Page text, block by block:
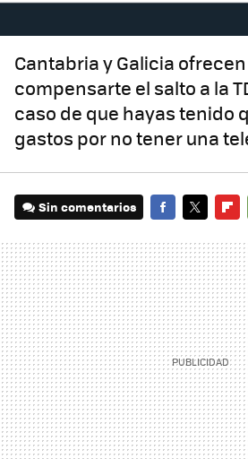
Cantabria y Galicia
compensarte el salto a la
caso de que hayas tenido
gastos por no tener una
Sin comentarios